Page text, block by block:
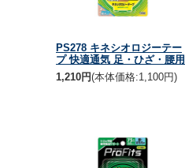
PS278 キネシオロジーテー
プ 快適通気 足・ひざ・腰用
1,210円(本体価格:1,100円)